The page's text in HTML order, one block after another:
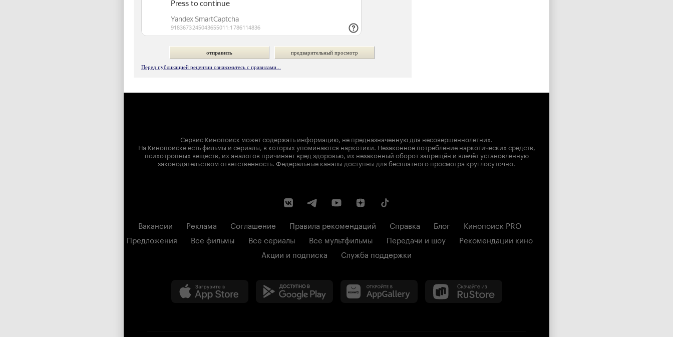
Перед публикацией рецензии ознакомьтесь с правилами...
Сервис Кинопоиск может содержать информацию, не предназначенную для несовершеннолетних.
На Кинопоиске есть фильмы и сериалы, в которых упоминаются наркотики. Незаконное потребление наркотических средств,
психотропных веществ, их аналогов причиняет вред здоровью, их незаконный оборот запрещён и влечёт установленную
законодательством ответственность. Федеральные каналы доступны для бесплатного просмотра круглосуточно.
Вакансии Реклама Соглашение Правила рекомендаций Справка Блог
Кинопоиск PRO
Предложения
Все фильмы Все сериалы Все мультфильмы Передачи и шоу
Рекомендации кино
Акции и подписка
Служба поддержки